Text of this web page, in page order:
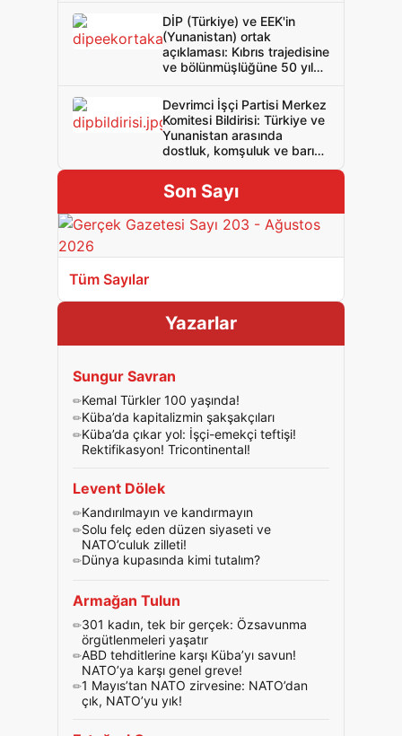
DİP (Türkiye) ve EEK'in
(Yunanistan) ortak
açıklaması: Kıbrıs trajedisine
ve bölünmüşlüğüne 50 yıl
Türk Kıbrıslılar, bölünmeye,
işgale ve emperyalizme
karşı birleşin ve birlikte
mücadele edin! Bağımsız
Birleşik Sosyalist Kıbrıs!
Devrimci İşçi Partisi Merkez
Komitesi Bildirisi: Türkiye ve
Yunanistan arasında
dostluk, komşuluk ve barış
iktidarlara hayır!
Son Sayı
Tüm Sayılar
Yazarlar
Sungur Savran
Kemal Türkler 100 yaşında!
Küba’da kapitalizmin şakşakçıları
Küba’da çıkar yol: İşçi-emekçi teftişi!
Rektifikasyon! Tricontinental!
Levent Dölek
Kandırılmayın ve kandırmayın
Solu felç eden düzen siyaseti ve
NATO’culuk zilleti!
Dünya kupasında kimi tutalım?
Armağan Tulun
301 kadın, tek bir gerçek: Özsavunma
örgütlenmeleri yaşatır
ABD tehditlerine karşı Küba’yı savun!
NATO’ya karşı genel greve!
1 Mayıs’tan NATO zirvesine: NATO’dan
çık, NATO’yu yık!